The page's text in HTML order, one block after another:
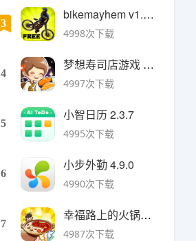
3
bikemayhem v1.6.2安卓版
4998次下载
4
梦想寿司店游戏 v4.14.1安卓版
4997次下载
5
小智日历 2.3.7
4995次下载
6
小步外勤 4.9.0
4990次下载
7
幸福路上的火锅店官方版 v5.3.5安卓版
4987次下载